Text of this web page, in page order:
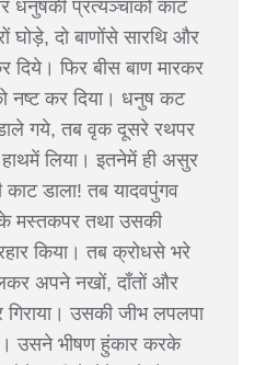
प्रत्यञ्चाको काट
घोड़े, दो बाणोंसे सारथि और
दिये। फिर बीस बाण मारकर
नष्ट कर दिया। धनुष कट
गये, तब वृक दूसरे रथपर
लिया। इतनेमें ही असुर
डाला! तब यादवपुंगव
मस्तकपर तथा उसकी
किया। तब क्रोधसे भरे
अपने नखों, दाँतों और
उसकी जीभ लपलपा
उसने भीषण हुंकार करके